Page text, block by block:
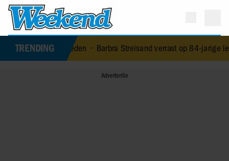
TRENDING
(79) overleden• Barbra Streisand verrast op 84-jarige